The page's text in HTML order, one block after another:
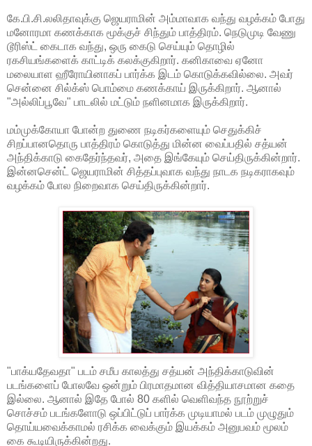
கே.பி.சி.லலிதாவுக்கு ஜெயராமின் அம்மாவாக வந்து வழக்கம் போது
மனோரமா கணக்காக மூக்குச் சிந்தும் பாத்திரம். நெடுமுடி வேணு
டூரிஸ்ட் கைடாக வந்து, ஒரு கைடு செய்யும் தொழில்
ரகசியங்களைக் காட்டிக் கலக்குகிறார். கனிகாவை ஏனோ
மலையாள ஹீரோயினாகப் பார்க்க இடம் கொடுக்கவில்லை. அவர்
சென்னை சில்க்ஸ் பொம்மை கணக்காய் இருக்கிறார். ஆனால்
"அல்லிப்பூவே" பாடலில் மட்டும் நளினமாக இருக்கிறார்.
மம்முக்கோயா போன்ற துணை நடிகர்களையும் செதுக்கிச்
சிறப்பானதொரு பாத்திரம் கொடுத்து மின்ன வைப்பதில் சத்யன்
அந்திக்காடு கைதேர்ந்தவர், அதை இங்கேயும் செய்திருக்கின்றார்.
இன்னசென்ட் ஜெயராமின் சித்தப்புவாக வந்து நாடக நடிகராகவும்
வழக்கம் போல நிறைவாக செய்திருக்கின்றார்.
"பாக்யதேவதா" படம் சமீப காலத்து சத்யன் அந்திக்காடுவின்
படங்களைப் போலவே ஒன்றும் பிரமாதமான வித்தியாசமான கதை
இல்லை. ஆனால் இதே போல் 80 களில் வெளிவந்த நூற்றுச்
சொச்சம் படங்களோடு ஒப்பிட்டுப் பார்க்க முடியாமல் படம் முழுதும்
தொய்யவைக்காமல் ரசிக்க வைக்கும் இயக்கம் அனுபவம் மூலம்
கை கூடியிருக்கின்றது.